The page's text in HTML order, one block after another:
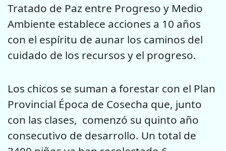
Tratado de Paz entre Progreso y Medio
Ambiente establece acciones a 10 años
con el espíritu de aunar los caminos del
cuidado de los recursos y el progreso.
Los chicos se suman a forestar con el Plan
Provincial Época de Cosecha que, junto
con las clases, comenzó su quinto año
consecutivo de desarrollo. Un total de